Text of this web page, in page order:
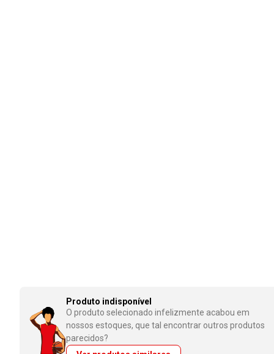
Produto indisponível
O produto selecionado infelizmente acabou em
nossos estoques, que tal encontrar outros produtos
parecidos?